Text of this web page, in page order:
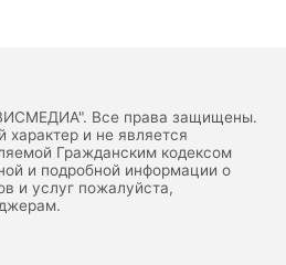
Все права защищены.
и не является
Гражданским кодексом
и подробной информации о
и услуг пожалуйста,